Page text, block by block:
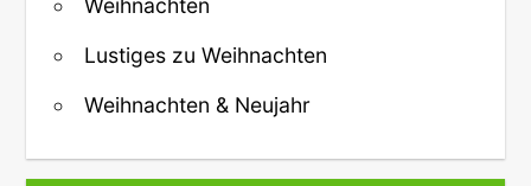
Weihnachten
Lustiges zu Weihnachten
Weihnachten & Neujahr